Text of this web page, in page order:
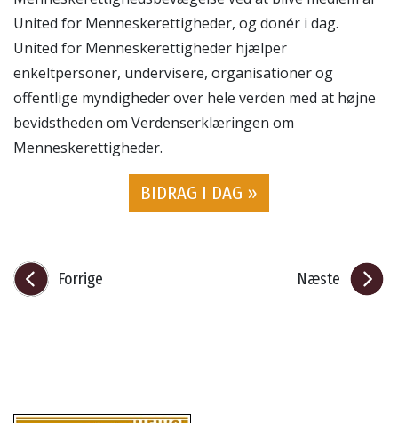
United for Menneskerettigheder, og donér i dag.
United for Menneskerettigheder hjælper
enkeltpersoner, undervisere, organisationer og
offentlige myndigheder over hele verden med at højne
bevidstheden om Verdenserklæringen om
Menneskerettigheder.
BIDRAG I DAG »
Forrige Næste